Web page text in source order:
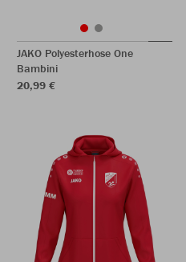
JAKO Polyesterhose One
Bambini
20,99 €